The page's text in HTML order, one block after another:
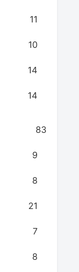
11
10
14
14
83
9
8
21
7
8